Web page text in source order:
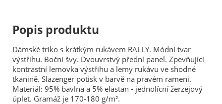
Popis produktu
Dámské triko s krátkým rukávem RALLY. Módní tvar
výstřihu. Boční švy. Dvouvrstvý přední panel. Zpevňující
kontrastní lemovka výstřihu a lemy rukávu ve shodné
tkanině. Slazenger potisk v barvě na pravém rameni.
Materiál: 95% bavlna a 5% elastan - jednolícní žerzejový
úplet. Gramáž je 170-180 g/m².